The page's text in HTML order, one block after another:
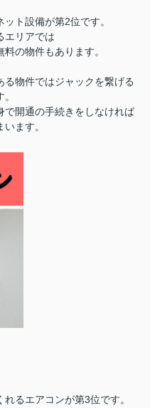
ト設備が第2位です。
エリアでは
の物件もあります。
る物件ではジャックを繋げる
で開通の手続きをしなければ
ます。
るエアコンが第3位です。